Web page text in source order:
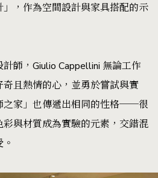
，作為空間設計與家具搭配的示
師，Giulio Cappellini 無論工作
且熱情的心，並勇於嘗試與實
之家」也傳遞出相同的性格──很
與材質成為實驗的元素，交錯混